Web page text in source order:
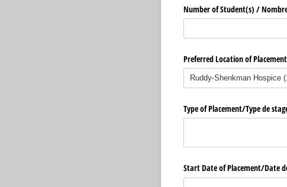
Number of Student(s) /​
Preferred Location of
Type of Placement/​Type de
Start Date of Placement/​Date